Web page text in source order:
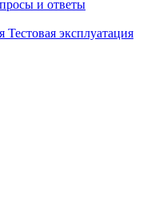
и ответы
Тестовая эксплуатация